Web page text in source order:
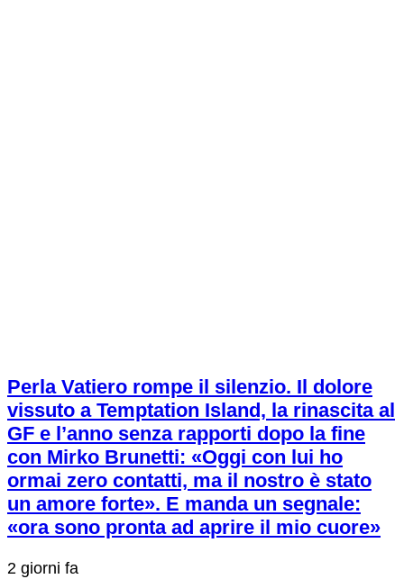
Perla Vatiero rompe il silenzio. Il dolore
vissuto a Temptation Island, la rinascita al
GF e l’anno senza rapporti dopo la fine
con Mirko Brunetti: «Oggi con lui ho
ormai zero contatti, ma il nostro è stato
un amore forte». E manda un segnale:
«ora sono pronta ad aprire il mio cuore»
2 giorni fa